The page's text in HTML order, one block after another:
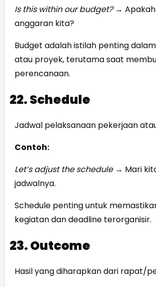
Is this within our budget? →
anggaran kita?
Budget adalah istilah penting
atau proyek, terutama saat
perencanaan.
22. Schedule
Jadwal pelaksanaan pekerjaan
Contoh:
Let’s adjust the schedule → Mari
jadwalnya.
Schedule penting untuk
kegiatan dan deadline terorganisir.
23. Outcome
Hasil yang diharapkan dari rapat/